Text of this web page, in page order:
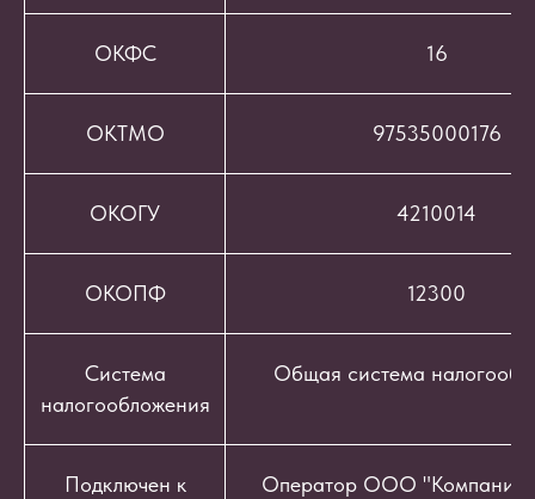
ОКФС 16
ОКТМО 97535000176
ОКОГУ 4210014
ОКОПФ 12300
Система
налогообложения
Общая система
Подключен к
Оператор ООО "Компания